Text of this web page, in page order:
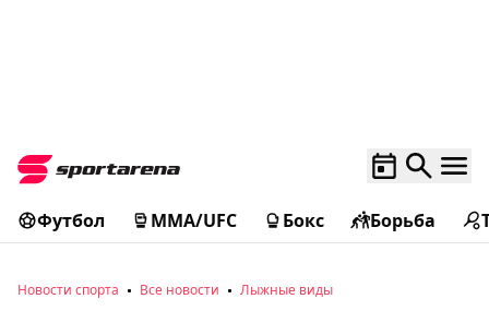
Футбол MMA/UFC Бокс Борьба
Новости спорта Все новости Лыжные виды